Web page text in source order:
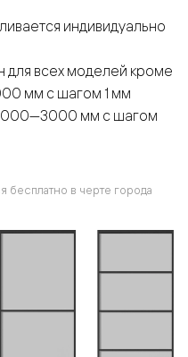
индивидуально
всех моделей кроме
мм с шагом 1 мм
мм с шагом
бесплатно в черте города